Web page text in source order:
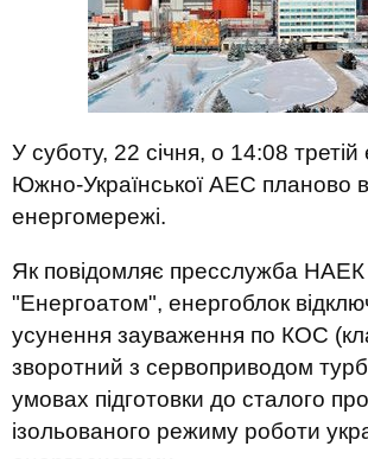
У суботу, 22 січня, о 14:08
Южно-Української АЕС планово
енергомережі.
Як повідомляє пресслужба НАЕК
"Енергоатом", енергоблок
усунення зауваження по КОС
зворотний з сервоприводом
умовах підготовки до сталого
ізольованого режиму роботи